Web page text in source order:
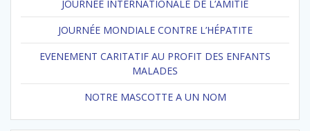
JOURNEE INTERNATIONALE DE L’AMITIE
JOURNÉE MONDIALE CONTRE L’HÉPATITE
EVENEMENT CARITATIF AU PROFIT DES ENFANTS
MALADES
NOTRE MASCOTTE A UN NOM